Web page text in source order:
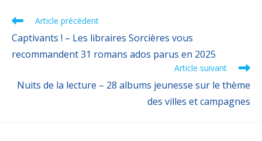
Article précédent
Captivants ! – Les libraires Sorcières vous
recommandent 31 romans ados parus en 2025
Article suivant
Nuits de la lecture – 28 albums jeunesse sur le thème
des villes et campagnes